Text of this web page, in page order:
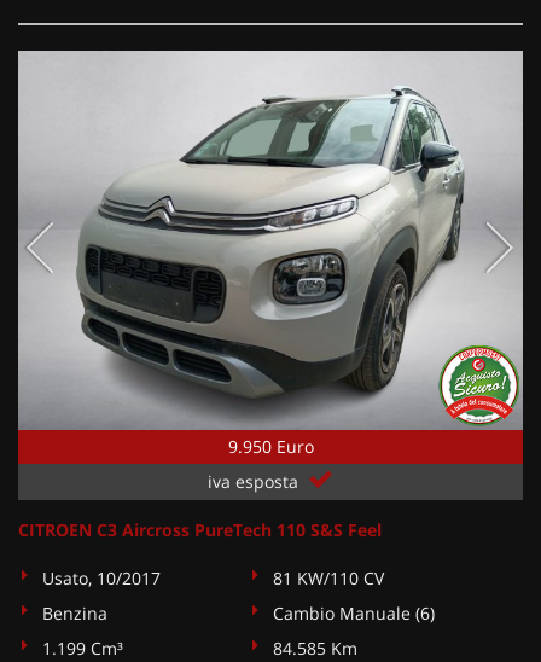
9.950 Euro
iva esposta
CITROEN C3 Aircross PureTech 110 S&S Feel
Usato, 10/2017
81 KW/110 CV
Benzina
Cambio Manuale (6)
1.199 Cm³
84.585 Km